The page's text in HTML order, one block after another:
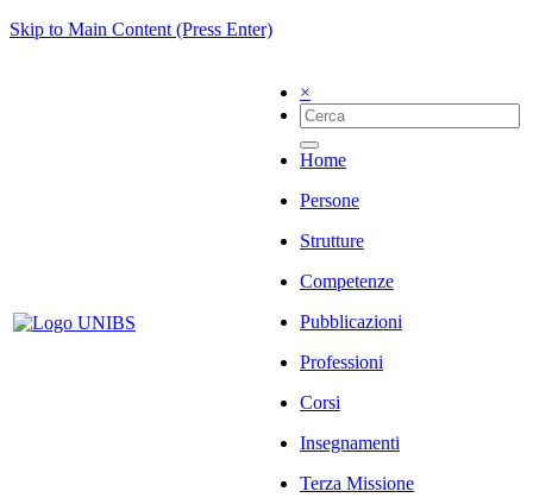
Skip to Main Content (Press Enter)
×
Home
Persone
Strutture
Competenze
Pubblicazioni
Professioni
Corsi
Insegnamenti
Terza Missione